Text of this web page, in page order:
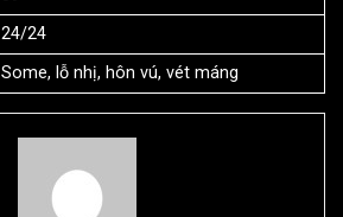
24/24
Some, lỗ nhị, hôn vú, vét máng